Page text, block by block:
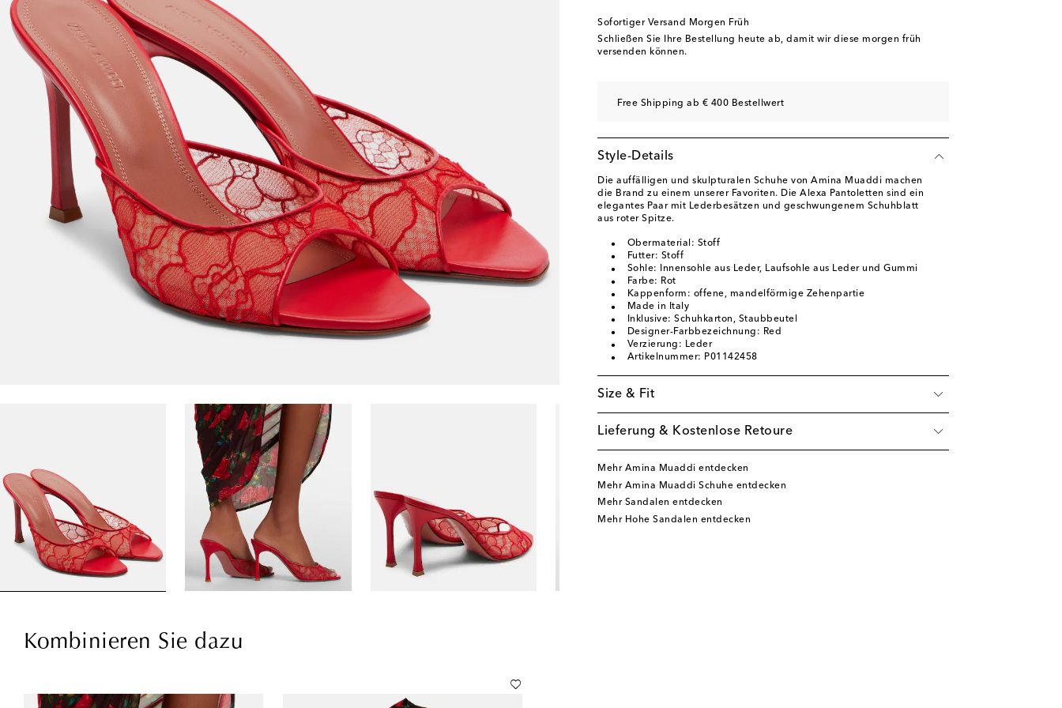
EU 41 Geringe Verfügbarkeit
Sofortiger Versand Morgen Früh
Schließen Sie Ihre Bestellung heute ab, damit wir diese morgen früh
versenden können.
Free Shipping ab € 400 Bestellwert
Style-Details
Die auffälligen und skulpturalen Schuhe von Amina Muaddi machen
die Brand zu einem unserer Favoriten. Die Alexa Pantoletten sind ein
elegantes Paar mit Lederbesätzen und geschwungenem Schuhblatt
aus roter Spitze.
Obermaterial: Stoff
Futter: Stoff
Sohle: Innensohle aus Leder, Laufsohle aus Leder und Gummi
Farbe: Rot
Kappenform: offene, mandelförmige Zehenpartie
Made in Italy
Inklusive: Schuhkarton, Staubbeutel
Designer-Farbbezeichnung: Red
Verzierung: Leder
Artikelnummer: P01142458
Size & Fit
Lieferung & Kostenlose Retoure
Mehr Amina Muaddi entdecken
Mehr Amina Muaddi Schuhe entdecken
Mehr Sandalen entdecken
Mehr Hohe Sandalen entdecken
Kombinieren Sie dazu